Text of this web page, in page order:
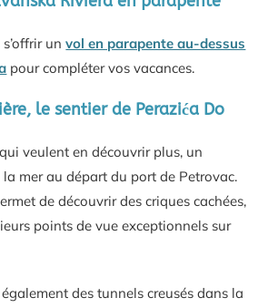
unvol en parapente au-dessus
pour compléter vos vacances.
le sentier de Perazića Do
veulent en découvrir plus, un
mer au départ du port de Petrovac.
de découvrir des criques cachées,
points de vue exceptionnels sur
des tunnels creusés dans la